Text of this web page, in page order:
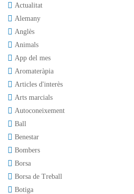
Actualitat
Alemany
Anglès
Animals
App del mes
Aromateràpia
Articles d'interès
Arts marcials
Autoconeixement
Ball
Benestar
Bombers
Borsa
Borsa de Treball
Botiga